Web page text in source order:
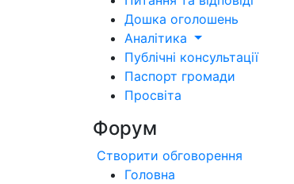
Дошка оголошень
Аналітика
Публічні консультації
Паспорт громади
Просвіта
Форум
Створити обговорення
Головна